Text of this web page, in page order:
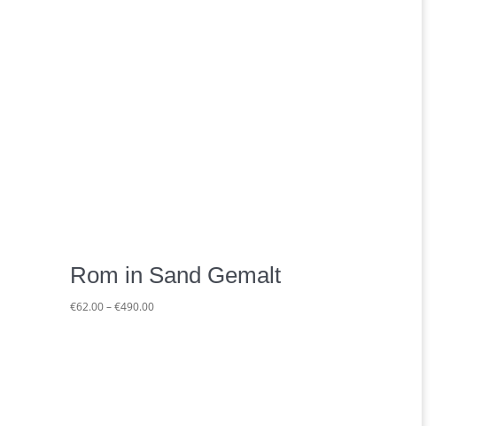
Rom in Sand Gemalt
€62.00–€490.00Preisspanne: